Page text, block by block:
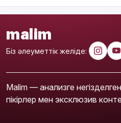
malim
Біз әлеуметтік желіде:
Malim — анализге
пікірлер мен эксклюзив